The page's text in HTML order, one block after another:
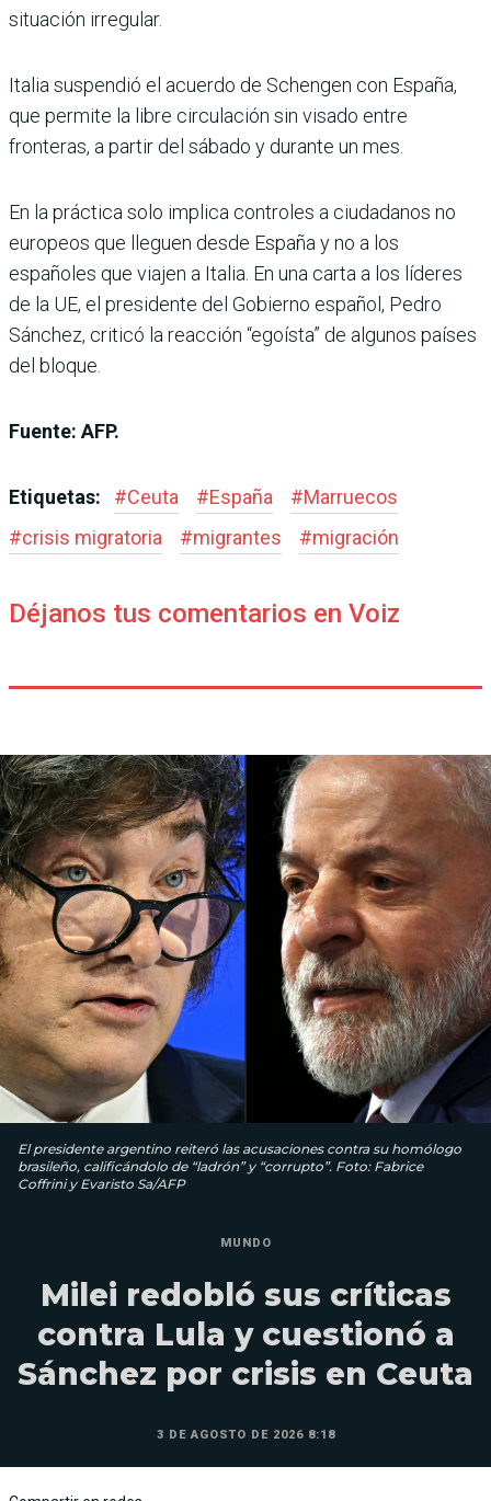
situación irregular.
Italia suspendió el acuerdo de Schengen con España,
que permite la libre circulación sin visado entre
fronteras, a partir del sábado y durante un mes.
En la práctica solo implica controles a ciudadanos no
europeos que lleguen desde España y no a los
españoles que viajen a Italia. En una carta a los líderes
de la UE, el presidente del Gobierno español, Pedro
Sánchez, criticó la reacción “egoísta” de algunos países
del bloque.
Fuente: AFP.
Etiquetas: #Ceuta #España #Marruecos
#crisis migratoria #migrantes #migración
Déjanos tus comentarios en Voiz
El presidente argentino reiteró las acusaciones contra su homólogo
brasileño, calificándolo de “ladrón” y “corrupto”. Foto: Fabrice
Coffrini y Evaristo Sa/AFP
MUNDO
Milei redobló sus críticas
contra Lula y cuestionó a
Sánchez por crisis en Ceuta
3 DE AGOSTO DE 2026 8:18